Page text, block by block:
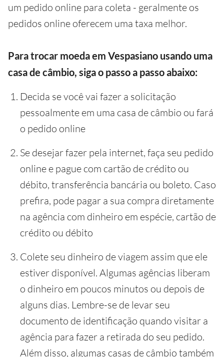
um pedido online para coleta - geralmente os
pedidos online oferecem uma taxa melhor.
Para trocar moeda em Vespasiano usando uma
casa de câmbio, siga o passo a passo abaixo:
Decida se você vai fazer a solicitação
pessoalmente em uma casa de câmbio ou fará
o pedido online
Se desejar fazer pela internet, faça seu pedido
online e pague com cartão de crédito ou
débito, transferência bancária ou boleto. Caso
prefira, pode pagar a sua compra diretamente
na agência com dinheiro em espécie, cartão de
crédito ou débito
Colete seu dinheiro de viagem assim que ele
estiver disponível. Algumas agências liberam
o dinheiro em poucos minutos ou depois de
alguns dias. Lembre-se de levar seu
documento de identificação quando visitar a
agência para fazer a retirada do seu pedido.
Além disso, algumas casas de câmbio também